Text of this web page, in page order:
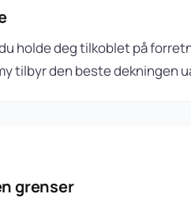
holde deg tilkoblet på
tilbyr den beste dekningen
grenser